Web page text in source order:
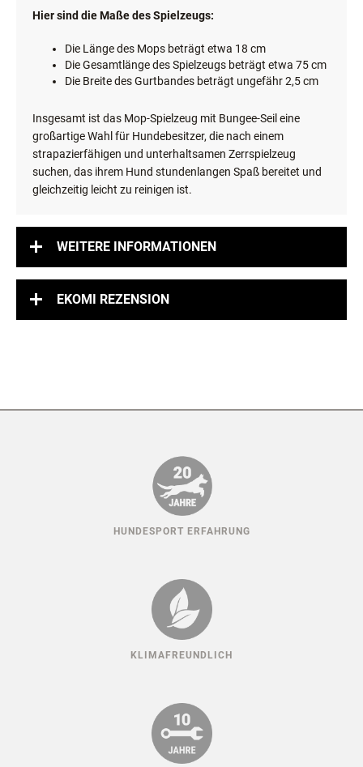
Hier sind die Maße des Spielzeugs:
Die Länge des Mops beträgt etwa 18 cm
Die Gesamtlänge des Spielzeugs beträgt etwa 75 cm
Die Breite des Gurtbandes beträgt ungefähr 2,5 cm
Insgesamt ist das Mop-Spielzeug mit Bungee-Seil eine
großartige Wahl für Hundebesitzer, die nach einem
strapazierfähigen und unterhaltsamen Zerrspielzeug
suchen, das ihrem Hund stundenlangen Spaß bereitet und
gleichzeitig leicht zu reinigen ist.
WEITERE INFORMATIONEN
EKOMI REZENSION
HUNDESPORT ERFAHRUNG
KLIMAFREUNDLICH